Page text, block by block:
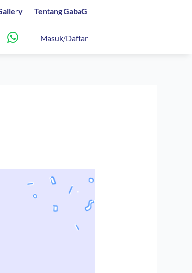
Tentang GabaG
Masuk/Daftar